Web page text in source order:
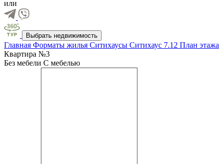
или
Выбрать недвижимость
Главная Форматы жилья Ситихаусы Ситихаус 7.12 План этажа
Квартира №3
Без мебели С мебелью